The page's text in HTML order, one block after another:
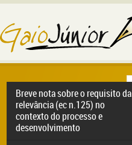
Breve nota sobre o requisito da
relevância (ec n.125) no
contexto do processo e
desenvolvimento